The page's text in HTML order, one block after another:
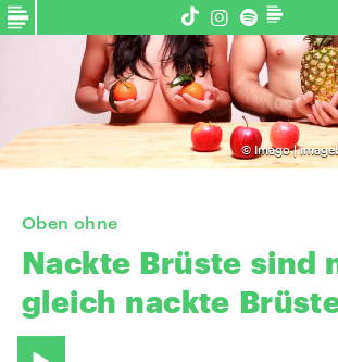
©Imago |
Oben ohne
Nackte Brüste sind
gleich nackte